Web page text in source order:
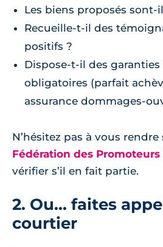
Les biens proposés sont-
Recueille-t-il des
positifs ?
Dispose-t-il des garanties
obligatoires (parfait
assurance dommages-
N’hésitez pas à vous rendre
Fédération des
vérifier s’il en fait partie.
2. Ou... faites
courtier